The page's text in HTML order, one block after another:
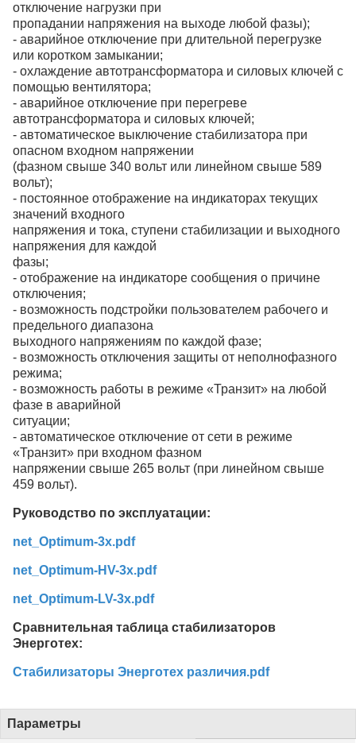
отключение нагрузки при
пропадании напряжения на выходе любой фазы);
- аварийное отключение при длительной перегрузке
или коротком замыкании;
- охлаждение автотрансформатора и силовых ключей с
помощью вентилятора;
- аварийное отключение при перегреве
автотрансформатора и силовых ключей;
- автоматическое выключение стабилизатора при
опасном входном напряжении
(фазном свыше 340 вольт или линейном свыше 589
вольт);
- постоянное отображение на индикаторах текущих
значений входного
напряжения и тока, ступени стабилизации и выходного
напряжения для каждой
фазы;
- отображение на индикаторе сообщения о причине
отключения;
- возможность подстройки пользователем рабочего и
предельного диапазона
выходного напряжениям по каждой фазе;
- возможность отключения защиты от неполнофазного
режима;
- возможность работы в режиме «Транзит» на любой
фазе в аварийной
ситуации;
- автоматическое отключение от сети в режиме
«Транзит» при входном фазном
напряжении свыше 265 вольт (при линейном свыше
459 вольт).
Руководство по эксплуатации:
net_Optimum-3x.pdf
net_Optimum-HV-3x.pdf
net_Optimum-LV-3x.pdf
Сравнительная таблица стабилизаторов
Энерготех:
Стабилизаторы Энерготех различия.pdf
Параметры